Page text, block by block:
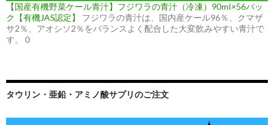
【国産有機野菜ケール青汁】フジワラの青汁（冷凍）90ml×56パッ
ク【有機JAS認定】
フジワラの青汁は、国内産ケール96％、クマザ
サ2％、アオシソ2％をバランスよく配合した大変飲みやすい青汁で
す。 0
タウリン・亜鉛・アミノ酸サプリのご注文